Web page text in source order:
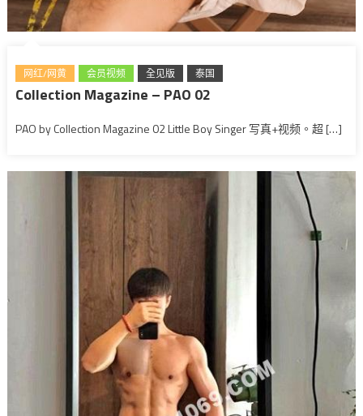
网红/网黄 会员视频 全见版 泰国
Collection Magazine – PAO 02
PAO by Collection Magazine 02 Little Boy Singer 写真+视频。超 […]